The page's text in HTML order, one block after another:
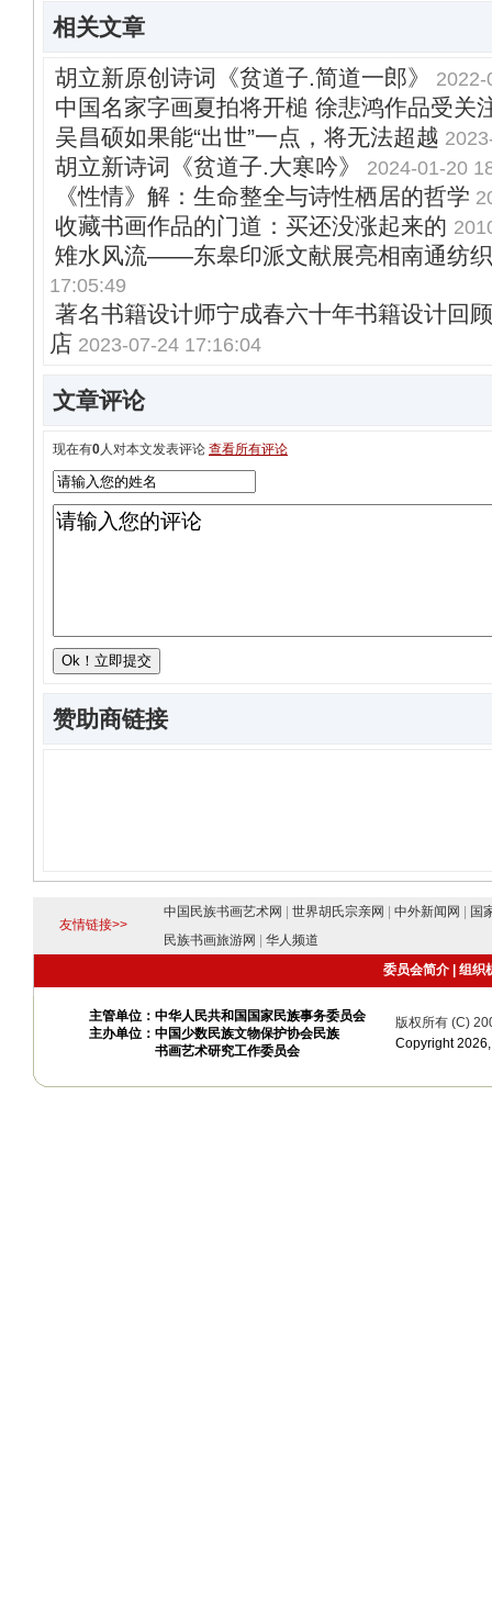
相关文章
胡立新原创诗词《贫道子.简道一郎》
中国名家字画夏拍将开槌 徐悲鸿作品受关
吴昌硕如果能“出世”一点，将无法超越
胡立新诗词《贫道子.大寒吟》 2024-01-20
《性情》解：生命整全与诗性栖居的哲学
收藏书画作品的门道：买还没涨起来的
雉水风流——东皋印派文献展亮相南通纺
17:05:49
著名书籍设计师宁成春六十年书籍设计回
店 2023-07-24 17:16:04
文章评论
现在有0人对本文发表评论 查看所有评论
赞助商链接
友情链接>>
中国民族书画艺术网 世界胡氏宗亲网 中外新闻网
国
民族书画旅游网
华人频道
委员会简介
组织
主管单位：中华人民共和国国家民族事务委员会
主办单位：中国少数民族文物保护协会民族
书画艺术研究工作委员会
版权所有 (C)
Copyright